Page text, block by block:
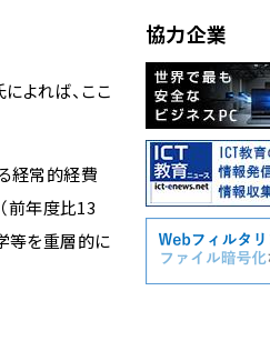
よれば、ここ
経常的経費
前年度比13
等を重層的に
協力企業